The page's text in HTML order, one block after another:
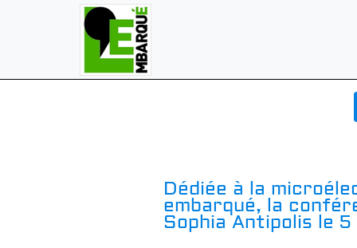
Dédiée à la
embarqué, la
Sophia Antipolis le